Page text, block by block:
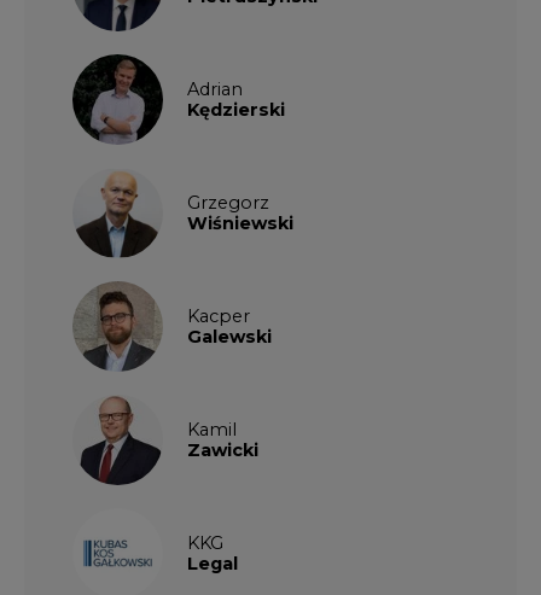
Adrian
Kędzierski
Grzegorz
Wiśniewski
Kacper
Galewski
Kamil
Zawicki
KKG
Legal